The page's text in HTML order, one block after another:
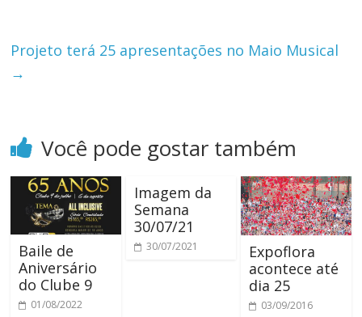
Projeto terá 25 apresentações no Maio Musical
→
Você pode gostar também
Baile de
Aniversário
do Clube 9
01/08/2022
Imagem da
Semana
30/07/21
30/07/2021
Expoflora
acontece até
dia 25
03/09/2016